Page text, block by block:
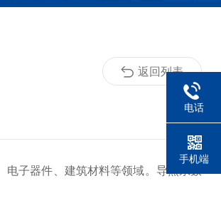
子器件、建筑材料等领域。导热系数
返回列表
电话
手机端